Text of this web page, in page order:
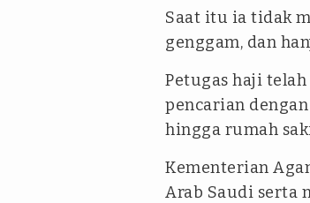
Saat itu ia tidak
genggam, dan
Petugas haji
pencarian
hingga rumah
Kementerian
Arab Saudi serta